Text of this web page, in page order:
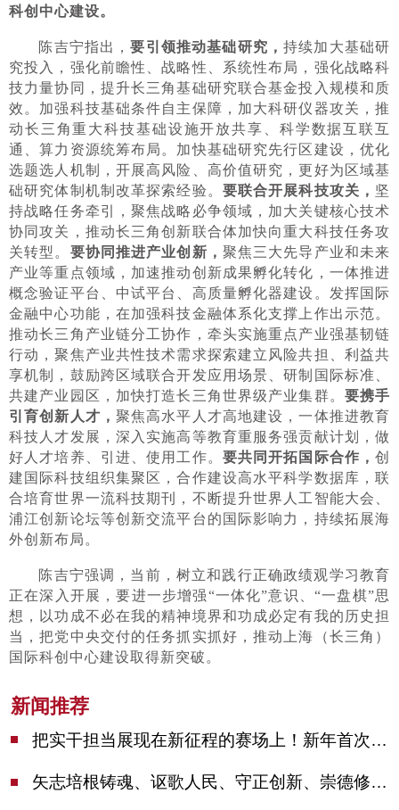
科创中心建设。
陈吉宁指出，要引领推动基础研究，持续加大基础研
究投入，强化前瞻性、战略性、系统性布局，强化战略科
技力量协同，提升长三角基础研究联合基金投入规模和质
效。加强科技基础条件自主保障，加大科研仪器攻关，推
动长三角重大科技基础设施开放共享、科学数据互联互
通、算力资源统筹布局。加快基础研究先行区建设，优化
选题选人机制，开展高风险、高价值研究，更好为区域基
础研究体制机制改革探索经验。 要联合开展科技攻关， 坚
持战略任务牵引，聚焦战略必争领域，加大关键核心技术
协同攻关，推动长三角创新联合体加快向重大科技任务攻
关转型。 要协同推进产业创新， 聚焦三大先导产业和未来
产业等重点领域，加速推动创新成果孵化转化，一体推进
概念验证平台、中试平台、高质量孵化器建设。发挥国际
金融中心功能，在加强科技金融体系化支撑上作出示范。
推动长三角产业链分工协作，牵头实施重点产业强基韧链
行动，聚焦产业共性技术需求探索建立风险共担、利益共
享机制，鼓励跨区域联合开发应用场景、研制国际标准、
共建产业园区，加快打造长三角世界级产业集群。 要携手
引育创新人才， 聚焦高水平人才高地建设，一体推进教育
科技人才发展，深入实施高等教育重服务强贡献计划，做
好人才培养、引进、使用工作。 要共同开拓国际合作， 创
建国际科技组织集聚区，合作建设高水平科学数据库，联
合培育世界一流科技期刊，不断提升世界人工智能大会、
浦江创新论坛等创新交流平台的国际影响力，持续拓展海
外创新布局。
陈吉宁强调，当前，树立和践行正确政绩观学习教育
正在深入开展，要进一步增强“一体化”意识、“一盘棋”思
想，以功成不必在我的精神境界和功成必定有我的历史担
当，把党中央交付的任务抓实抓好，推动上海（长三角）
国际科创中心建设取得新突破。
新闻推荐
把实干担当展现在新征程的赛场上！新年首次市委季度工作会议举行，陈吉宁作工作点评
矢志培根铸魂、讴歌人民、守正创新、崇德修身！这场座谈会上，陈吉宁对全市文化战线提出期望